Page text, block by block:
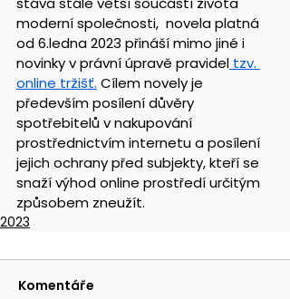
moderní společnosti,  novela platná
od 6.ledna 2023 přináší mimo jiné i
novinky v právní úpravě pravidel tzv.
online tržišť. Cílem novely je
především posílení důvěry
spotřebitelů v nakupování
prostřednictvím internetu a posílení
jejich ochrany před subjekty, kteří se
snaží výhod online prostředí určitým
způsobem zneužít.
2023
Komentáře